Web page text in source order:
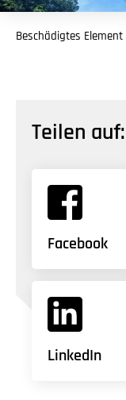
Beschädigtes
Teilen auf:
Facebook
LinkedIn